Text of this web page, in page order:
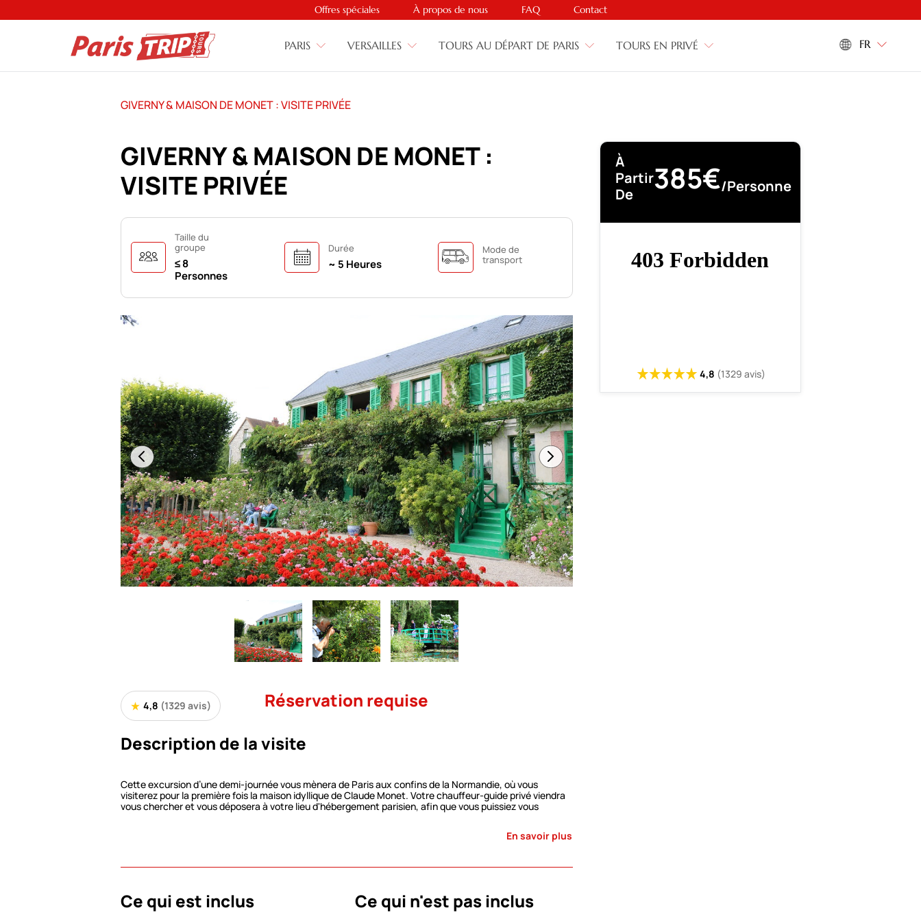
Offres spéciales À propos de nous FAQ Contact
PARIS VERSAILLES TOURS AU DÉPART DE PARIS TOURS EN PRIVÉ FR
GIVERNY & MAISON DE MONET : VISITE PRIVÉE
GIVERNY & MAISON DE MONET :
VISITE PRIVÉE
Taille du
groupe
≤ 8
Personnes
Durée
~ 5 Heures
Mode de
transport
4,8 (1329 avis)
Réservation requise
Description de la visite
Cette excursion d’une demi-journée vous mènera de Paris aux confins de la Normandie, où vous
visiterez pour la première fois la maison idyllique de Claude Monet. Votre chauffeur-guide privé viendra
vous chercher et vous déposera à votre lieu d'hébergement parisien, afin que vous puissiez vous
en 1980. L’immense atelier des Nymphéas, à deux pas de la maison, a également été restauré et abrite
la Boutique de la Fondation.
En savoir plus
Ce qui est inclus Ce qui n'est pas inclus
À
Partir
De
385€/personne
4,8 (1329 avis)